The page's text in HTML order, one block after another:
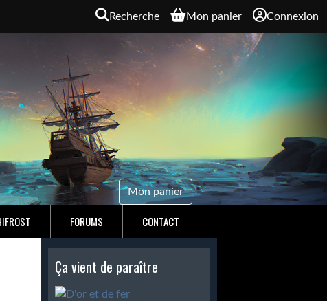
Recherche Mon panier Connexion
Mon panier
FORUMS CONTACT
Ça vient de paraître